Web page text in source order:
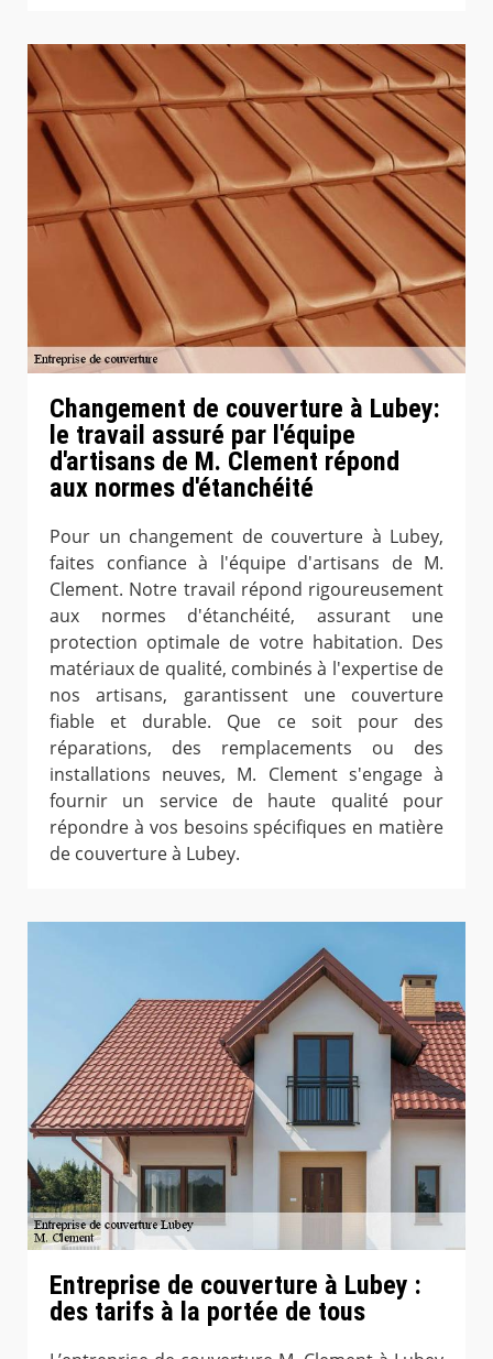
Changement de couverture à Lubey:
le travail assuré par l'équipe
d'artisans de M. Clement répond
aux normes d'étanchéité
Pour un changement de couverture à Lubey,
faites confiance à l'équipe d'artisans de M.
Clement. Notre travail répond rigoureusement
aux normes d'étanchéité, assurant une
protection optimale de votre habitation. Des
matériaux de qualité, combinés à l'expertise de
nos artisans, garantissent une couverture
fiable et durable. Que ce soit pour des
réparations, des remplacements ou des
installations neuves, M. Clement s'engage à
fournir un service de haute qualité pour
répondre à vos besoins spécifiques en matière
de couverture à Lubey.
Entreprise de couverture à Lubey :
des tarifs à la portée de tous